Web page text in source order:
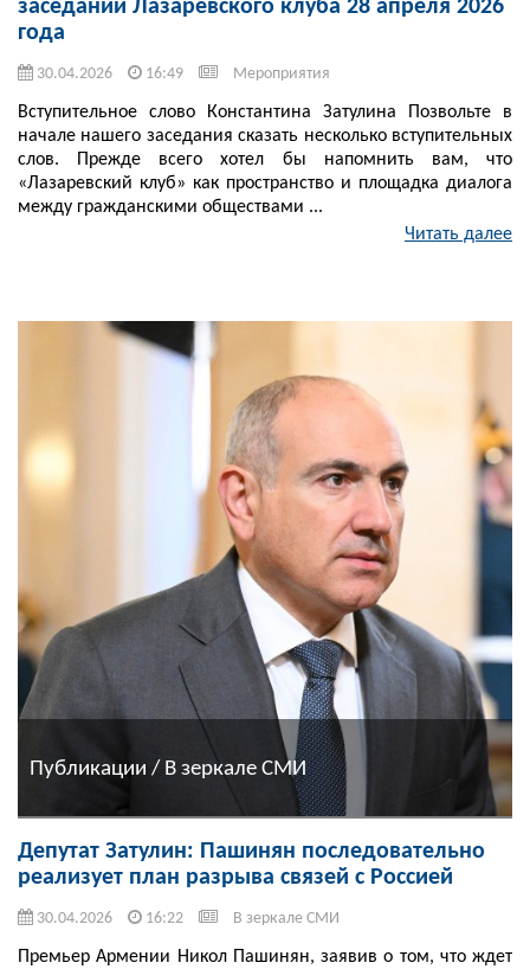
заседании Лазаревского клуба 28 апреля 2026
года
30.04.2026 16:49 Мероприятия
Вступительное слово Константина Затулина Позвольте в
начале нашего заседания сказать несколько вступительных
слов. Прежде всего хотел бы напомнить вам, что
«Лазаревский клуб» как пространство и площадка диалога
между гражданскими обществами ...
Читать далее
Публикации / В зеркале СМИ
Депутат Затулин: Пашинян последовательно
реализует план разрыва связей с Россией
30.04.2026 16:22 В зеркале СМИ
Премьер Армении Никол Пашинян, заявив о том, что ждет